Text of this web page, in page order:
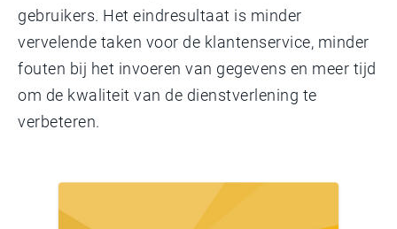
gebruikers. Het eindresultaat is minder
vervelende taken voor de klantenservice, minder
fouten bij het invoeren van gegevens en meer tijd
om de kwaliteit van de dienstverlening te
verbeteren.